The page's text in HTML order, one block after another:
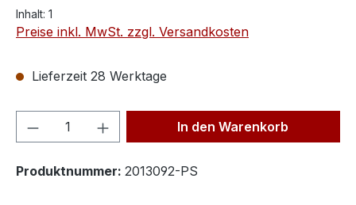
Inhalt: 1
Preise inkl. MwSt. zzgl. Versandkosten
Lieferzeit 28 Werktage
Produkt Anzahl: Gib denIn den Warenkorb
Produktnummer: 2013092-PS